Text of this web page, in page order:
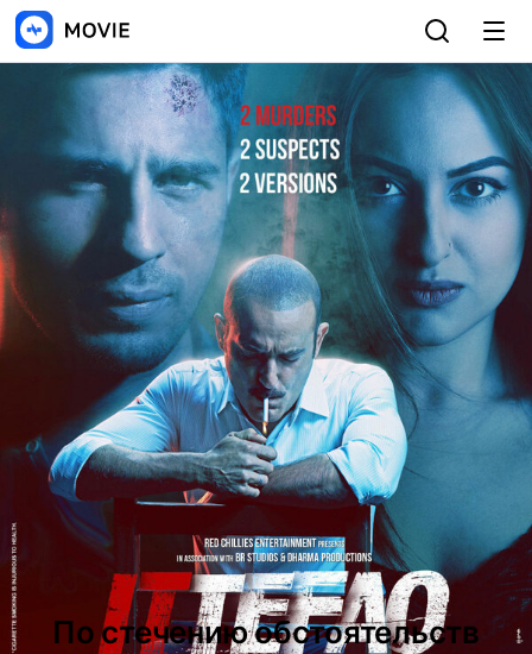
По стечению обстоятельств